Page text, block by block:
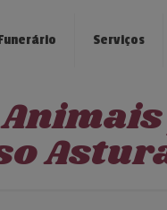
Serviços